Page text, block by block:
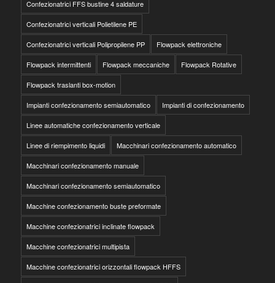
Confezionatrici FFS bustine 4 saldature
Confezionatrici verticali Polietilene PE
Confezionatrici verticali Polipropilene PP Flowpack elettroniche
Flowpack intermittenti Flowpack meccaniche Flowpack Rotative
Flowpack traslanti box-motion
Impianti confezionamento semiautomatico Impianti di confezionamento
Linee automatiche confezionamento verticale
Linee di riempimento liquidi Macchinari confezionamento automatico
Macchinari confezionamento manuale
Macchinari confezionamento semiautomatico
Macchine confezionamento buste preformate
Macchine confezionatrici inclinate flowpack
Macchine confezionatrici multipista
Macchine confezionatrici orizzontali flowpack HFFS